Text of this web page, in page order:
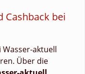
Cashback bei
aktuell
Über die